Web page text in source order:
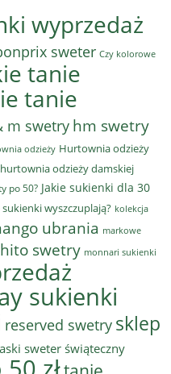
wyprzedaż
sweter Czy kolorowe
tanie
tanie
m swetry hm swetry
odzieży Hurtownia odzieży
odzieży damskiej
po 50? Jakie sukienki dla 30
sukienki wyszczuplają? kolekcja
ubrania markowe
swetry monnari sukienki
sukienki
reserved swetry sklep
sweter świąteczny